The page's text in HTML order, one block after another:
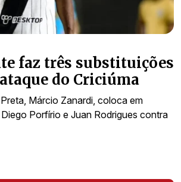
faz três substituições
do Criciúma
Márcio Zanardi, coloca em
Porfírio e Juan Rodrigues contra